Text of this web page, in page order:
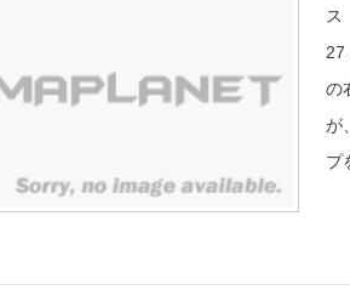
ス
27
の
が
プ